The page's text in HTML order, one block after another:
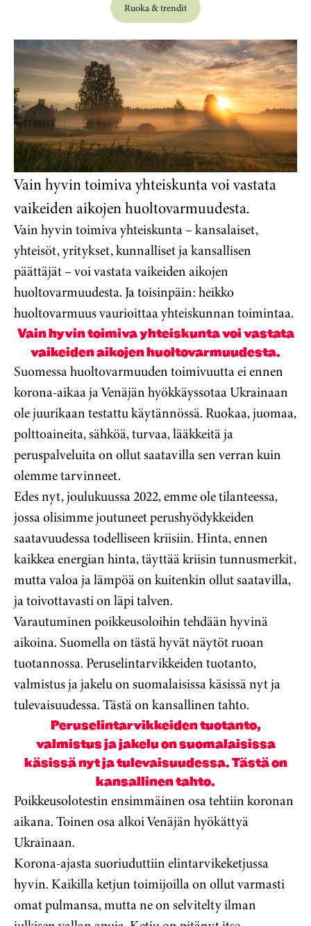
Ruoka & trendit
Vain hyvin toimiva yhteiskunta voi vastata
vaikeiden aikojen huoltovarmuudesta.
Vain hyvin toimiva yhteiskunta – kansalaiset,
yhteisöt, yritykset, kunnalliset ja kansallisen
päättäjät – voi vastata vaikeiden aikojen
huoltovarmuudesta. Ja toisinpäin: heikko
huoltovarmuus vaurioittaa yhteiskunnan toimintaa.
Vain hyvin toimiva yhteiskunta voi vastata
vaikeiden aikojen huoltovarmuudesta.
Suomessa huoltovarmuuden toimivuutta ei ennen
korona-aikaa ja Venäjän hyökkäyssotaa Ukrainaan
ole juurikaan testattu käytännössä. Ruokaa, juomaa,
polttoaineita, sähköä, turvaa, lääkkeitä ja
peruspalveluita on ollut saatavilla sen verran kuin
olemme tarvinneet.
Edes nyt, joulukuussa 2022, emme ole tilanteessa,
jossa olisimme joutuneet perushyödykkeiden
saatavuudessa todelliseen kriisiin. Hinta, ennen
kaikkea energian hinta, täyttää kriisin tunnusmerkit,
mutta valoa ja lämpöä on kuitenkin ollut saatavilla,
ja toivottavasti on läpi talven.
Varautuminen poikkeusoloihin tehdään hyvinä
aikoina. Suomella on tästä hyvät näytöt ruoan
tuotannossa. Peruselintarvikkeiden tuotanto,
valmistus ja jakelu on suomalaisissa käsissä nyt ja
tulevaisuudessa. Tästä on kansallinen tahto.
Peruselintarvikkeiden tuotanto,
valmistus ja jakelu on suomalaisissa
käsissä nyt ja tulevaisuudessa. Tästä on
kansallinen tahto.
Poikkeusolotestin ensimmäinen osa tehtiin koronan
aikana. Toinen osa alkoi Venäjän hyökättyä
Ukrainaan.
Korona-ajasta suoriuduttiin elintarvikeketjussa
hyvin. Kaikilla ketjun toimijoilla on ollut varmasti
omat pulmansa, mutta ne on selvitelty ilman